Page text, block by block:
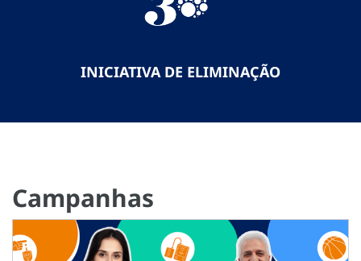
INICIATIVA DE ELIMINAÇÃO
Campanhas